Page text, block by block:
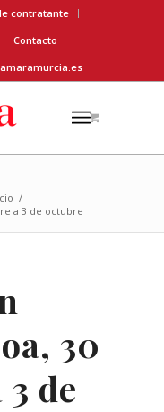
contratante
Contacto
/
a 3 de octubre
30
de